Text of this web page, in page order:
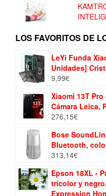
LOS FAVORITOS DE
LeYi Funda
Unidades]
9,99€
Xiaomi 13T
Cámara Leica,
276,15€
Bose
Bluetooth,
313,14€
Epson 18XL -
tricolor y
Expression